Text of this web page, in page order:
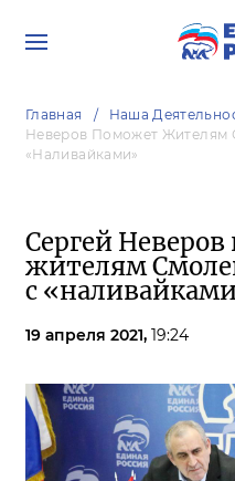
Главная Наша
Неверов Поможет Жителям
«наливайками»
Сергей
жителям
с
19 апреля 2021, 19:24